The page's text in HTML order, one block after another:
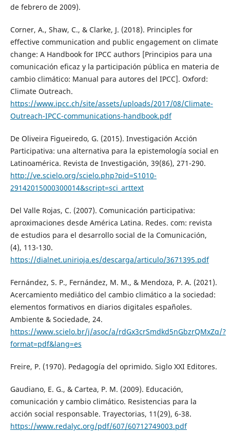
de febrero de 2009).
Corner, A., Shaw, C., & Clarke, J. (2018). Principles for
effective communication and public engagement on climate
change: A Handbook for IPCC authors [Principios para una
comunicación eficaz y la participación pública en materia de
cambio climático: Manual para autores del IPCC]. Oxford:
Climate Outreach.
https://www.ipcc.ch/site/assets/uploads/2017/08/Climate-
Outreach-IPCC-communications-handbook.pdf
De Oliveira Figueiredo, G. (2015). Investigación Acción
Participativa: una alternativa para la epistemología social en
Latinoamérica. Revista de Investigación, 39(86), 271-290.
http://ve.scielo.org/scielo.php?pid=S1010-
29142015000300014&script=sci_arttext
Del Valle Rojas, C. (2007). Comunicación participativa:
aproximaciones desde América Latina. Redes. com: revista
de estudios para el desarrollo social de la Comunicación,
(4), 113-130.
https://dialnet.unirioja.es/descarga/articulo/3671395.pdf
Fernández, S. P., Fernández, M. M., & Mendoza, P. A. (2021).
Acercamiento mediático del cambio climático a la sociedad:
elementos formativos en diarios digitales españoles.
Ambiente & Sociedade, 24.
https://www.scielo.br/j/asoc/a/rdGx3crSmdkd5nGbzrQMxZq/?
format=pdf&lang=es
Freire, P. (1970). Pedagogía del oprimido. Siglo XXI Editores.
Gaudiano, E. G., & Cartea, P. M. (2009). Educación,
comunicación y cambio climático. Resistencias para la
acción social responsable. Trayectorias, 11(29), 6-38.
https://www.redalyc.org/pdf/607/60712749003.pdf